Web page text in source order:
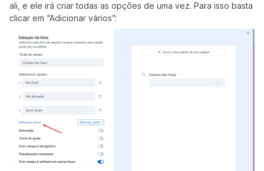
ali, e ele irá criar todas as opções de uma vez. Para isso basta
clicar em “Adicionar vários”: